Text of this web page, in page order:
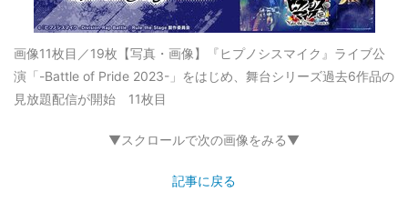
画像11枚目／19枚 【写真・画像】『ヒプノシスマイク』ライブ公
演「-Battle of Pride 2023-」をはじめ、舞台シリーズ過去6作品の
見放題配信が開始 11枚目
▼スクロールで次の画像をみる▼
記事に戻る